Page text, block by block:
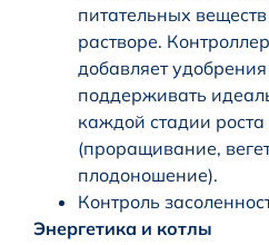
питательных
растворе.
добавляет
поддерживать
каждой стадии роста
(проращивание,
плодоношение).
Контроль
Энергетика и котлы